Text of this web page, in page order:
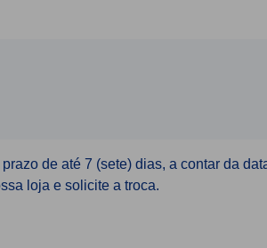
de até 7 (sete) dias, a contar da
loja e solicite a troca.